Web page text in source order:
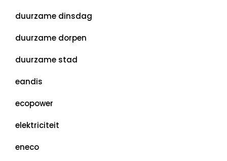
duurzame dinsdag
duurzame dorpen
duurzame stad
eandis
ecopower
elektriciteit
eneco